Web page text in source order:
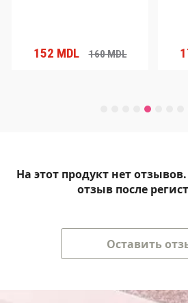
152 MDL 160MDL
На этот продукт нет
отзыв после
Оставить